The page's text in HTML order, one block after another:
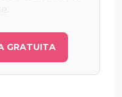
GRATUITA